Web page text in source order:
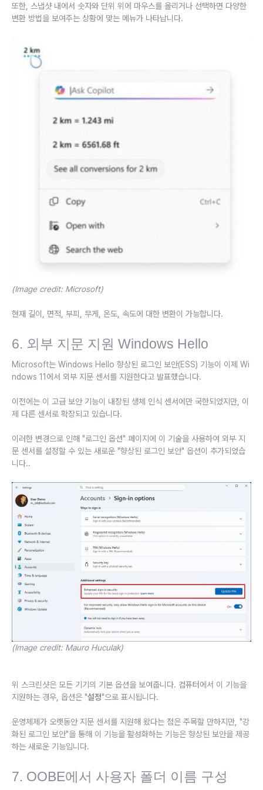
또한, 스냅샷 내에서 숫자와 단위 위에 마우스를 올리거나 선택하면 다양한
변환 방법을 보여주는 상황에 맞는 메뉴가 나타납니다.
(Image credit: Microsoft)
현재 길이, 면적, 부피, 무게, 온도, 속도에 대한 변환이 가능합니다.
6. 외부 지문 지원 Windows Hello
Microsoft는 Windows Hello 향상된 로그인 보안(ESS) 기능이 이제 Wi
ndows 11에서 외부 지문 센서를 지원한다고 발표했습니다.
이전에는 이 고급 보안 기능이 내장된 생체 인식 센서에만 국한되었지만, 이
제 다른 센서로 확장되고 있습니다.
이러한 변경으로 인해 "로그인 옵션" 페이지에 이 기술을 사용하여 외부 지
문 센서를 설정할 수 있는 새로운 "향상된 로그인 보안" 옵션이 추가되었습
니다..
(Image credit: Mauro Huculak)
위 스크린샷은 모든 기기의 기본 옵션을 보여줍니다. 컴퓨터에서 이 기능을
지원하는 경우, 옵션은 "설정"으로 표시됩니다.
운영체제가 오랫동안 지문 센서를 지원해 왔다는 점은 주목할 만하지만, "강
화된 로그인 보안"을 통해 이 기능을 활성화하는 기능은 향상된 보안을 제공
하는 새로운 기능입니다.
7. OOBE에서 사용자 폴더 이름 구성